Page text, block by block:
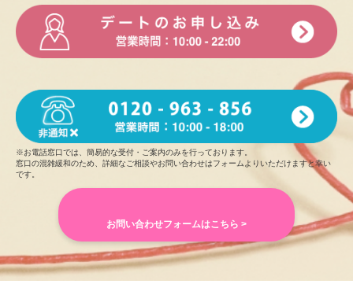
Q.旅行で行きたいところは何処ですか
A. 温泉が好きなので熱海とか、あと海外行ってみたいです！
行ったことないので(∩˃o˂∩)♡
Q.過去または現在の習い事、資格の有無など教えてください
A. 簿記検定とか、パソコンの検定とか持ってます٩(ˊᗜˋ*)و
Q.自慢できることは何ですか
A. 鼻がいいことです！
Q.将来の夢や頑張っていることは何ですか
A. 将来の夢はまだ決まってないんですけど、簿記の勉強頑張
※お電話窓口では、簡易的な受付・ご案内のみを行っております。
窓口の混雑緩和のため、詳細なご相談やお問い合わせはフォームよりいただけますと幸い
です。
お問い合わせフォームはこちら >